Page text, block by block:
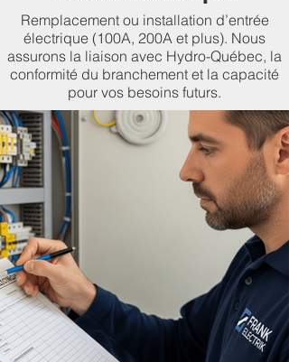
Remplacement ou installation d’entrée
électrique (100A, 200A et plus). Nous
assurons la liaison avec Hydro-Québec, la
conformité du branchement et la capacité
pour vos besoins futurs.